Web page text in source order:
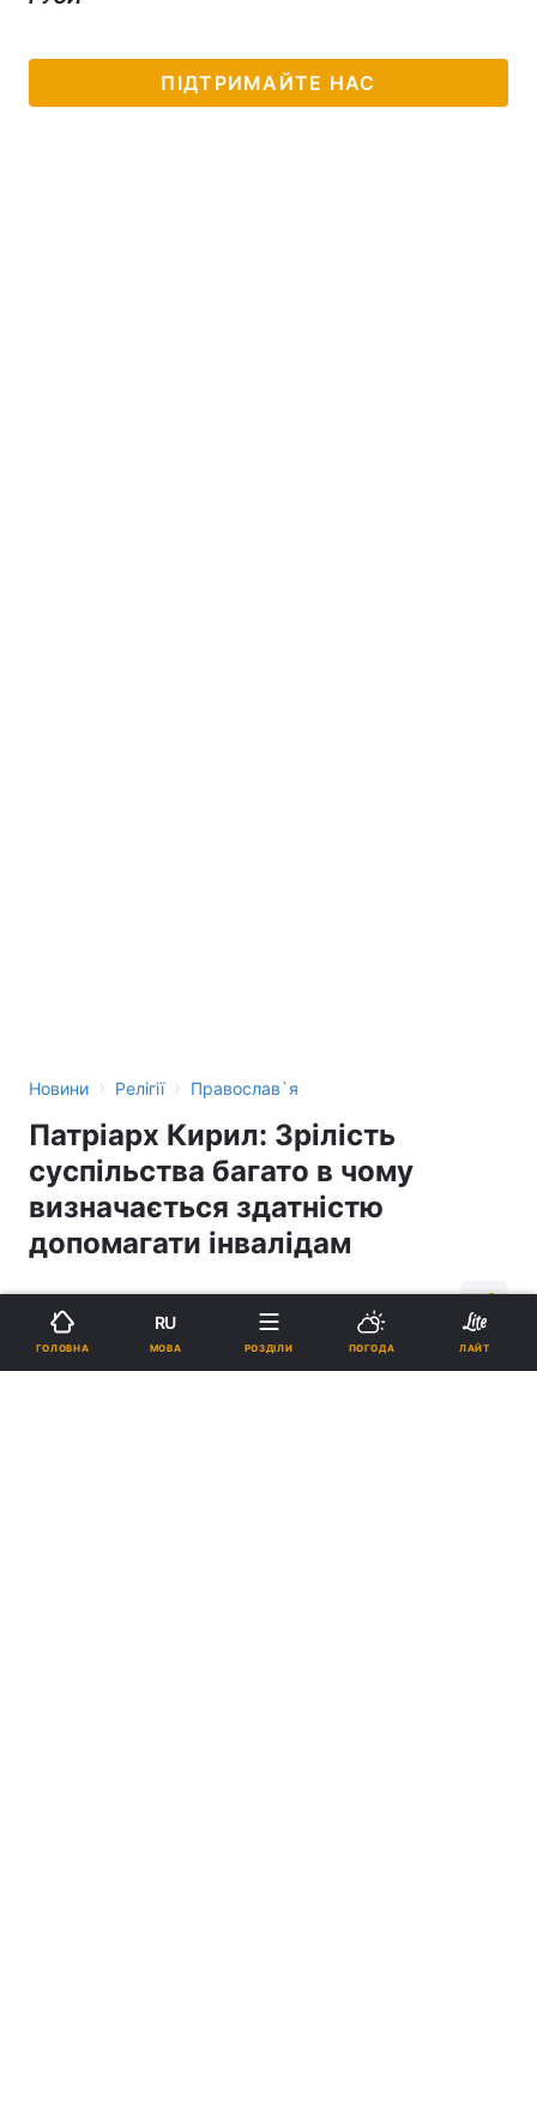
ПІДТРИМАЙТЕ НАС
Новини › Релігії › Православ`я
Патріарх Кирил: Зрілість
суспільства багато в чому
визначається здатністю
допомагати інвалідам
Підпишіться на нас в Google
ГОЛОВНА
RU
МОВА РОЗДІЛИ ПОГОДА ЛАЙТ